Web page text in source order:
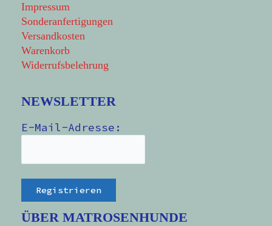
Impressum
Sonderanfertigungen
Versandkosten
Warenkorb
Widerrufsbelehrung
NEWSLETTER
E-Mail-Adresse:
ÜBER MATROSENHUNDE